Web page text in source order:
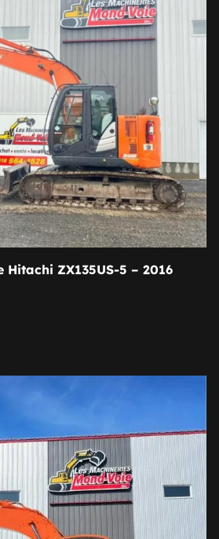
Hitachi ZX135US-5 – 2016